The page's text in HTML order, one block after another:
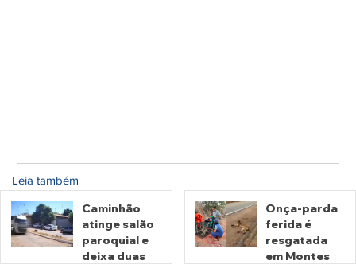
Leia também
Caminhão
atinge salão
paroquial e
deixa duas
Onça-parda
ferida é
resgatada
em Montes